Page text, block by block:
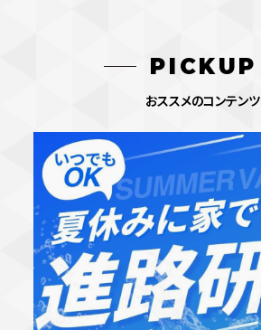
PICKUP
おススメのコンテンツ